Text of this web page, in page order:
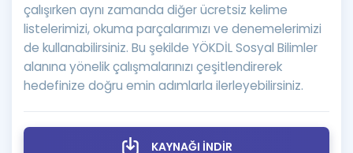
çalışırken aynı zamanda diğer ücretsiz kelime
listelerimizi, okuma parçalarımızı ve denemelerimizi
de kullanabilirsiniz. Bu şekilde YÖKDİL Sosyal Bilimler
alanına yönelik çalışmalarınızı çeşitlendirerek
hedefinize doğru emin adımlarla ilerleyebilirsiniz.
KAYNAĞI İNDİR